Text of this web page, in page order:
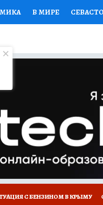
В МИРЕ
СЕМЬЯ ЖЕНСКИЕ
НАС ГИД ПОТРЕБИТЕЛЯ
С БЕНЗИНОМ В КРЫМУ